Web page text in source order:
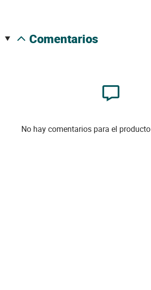
comentarios
No hay comentarios para el producto